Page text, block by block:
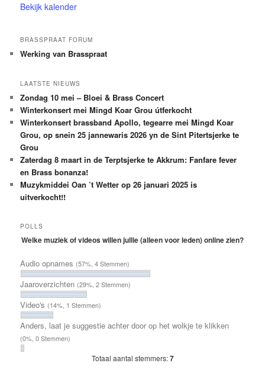
Bekijk kalender
BRASSPRAAT FORUM
Werking van Brasspraat
LAATSTE NIEUWS
Zondag 10 mei – Bloei & Brass Concert
Winterkonsert mei Mingd Koar Grou útferkocht
Winterkonsert brassband Apollo, tegearre mei Mingd Koar
Grou, op snein 25 jannewaris 2026 yn de Sint Pitertsjerke te
Grou
Zaterdag 8 maart in de Terptsjerke te Akkrum: Fanfare fever
en Brass bonanza!
Muzykmiddei Oan ’t Wetter op 26 januari 2025 is
uitverkocht!!
POLLS
Welke muziek of videos willen jullie (alleen voor leden) online zien?
Audio opnames (57%, 4 Stemmen)
Jaaroverzichten (29%, 2 Stemmen)
Video's (14%, 1 Stemmen)
Anders, laat je suggestie achter door op het wolkje te klikken
(0%, 0 Stemmen)
Totaal aantal stemmers:7